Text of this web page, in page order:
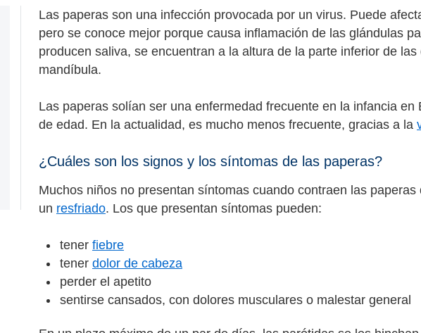
Las paperas son una infección provocada por un virus. Puede
pero se conoce mejor porque causa inflamación de las glándulas
producen saliva, se encuentran a la altura de la parte inferior de
mandíbula.
Las paperas solían ser una enfermedad frecuente en la infancia
de edad. En la actualidad, es mucho menos frecuente, gracias a la
¿Cuáles son los signos y los síntomas de las paperas?
Muchos niños no presentan síntomas cuando contraen las
un resfriado. Los que presentan síntomas pueden:
tener fiebre
tener dolor de cabeza
perder el apetito
sentirse cansados, con dolores musculares o malestar general